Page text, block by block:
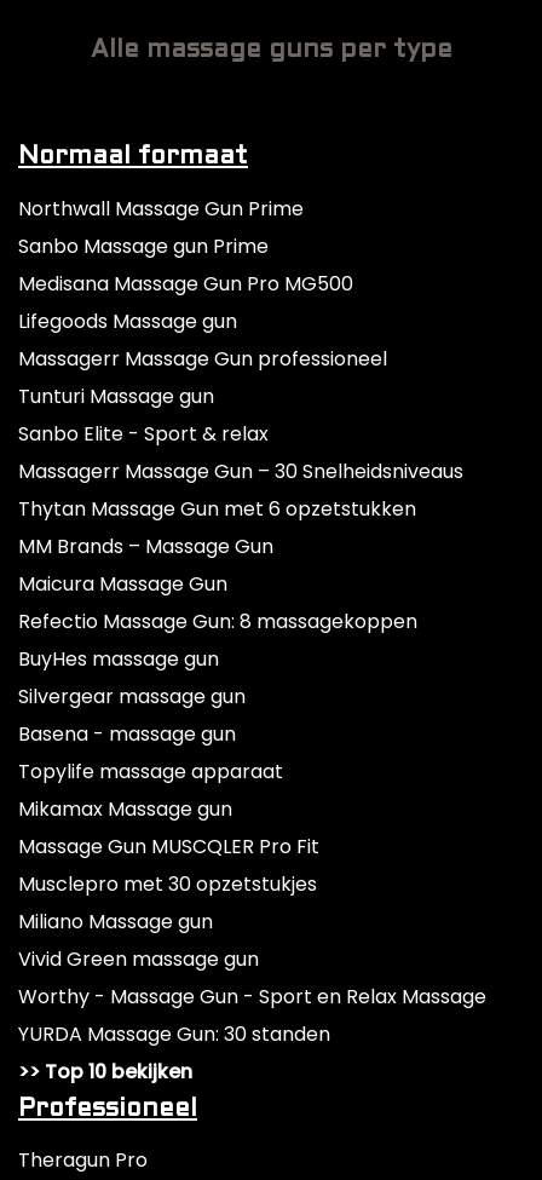
Alle massage guns per type
Normaal formaat
Northwall Massage Gun Prime
Sanbo Massage gun Prime
Medisana Massage Gun Pro MG500
Lifegoods Massage gun
Massagerr Massage Gun professioneel
Tunturi Massage gun
Sanbo Elite - Sport & relax
Massagerr Massage Gun – 30 Snelheidsniveaus
Thytan Massage Gun met 6 opzetstukken
MM Brands – Massage Gun
Maicura Massage Gun
Refectio Massage Gun: 8 massagekoppen
BuyHes massage gun
Silvergear massage gun
Basena - massage gun
Topylife massage apparaat
Mikamax Massage gun
Massage Gun MUSCQLER Pro Fit
Musclepro met 30 opzetstukjes
Miliano Massage gun
Vivid Green massage gun
Worthy - Massage Gun - Sport en Relax Massage
YURDA Massage Gun: 30 standen
>> Top 10 bekijken
Professioneel
Theragun Pro